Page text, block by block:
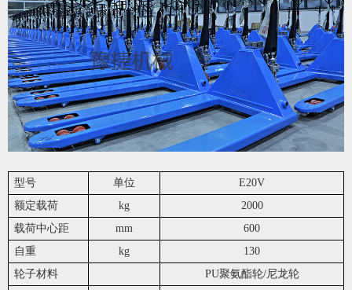
型号 单位
E20V
额定载荷
kg
2000
载荷中心距
mm
600
自重
kg
130
轮子材料
PU聚氨酯轮/尼龙轮